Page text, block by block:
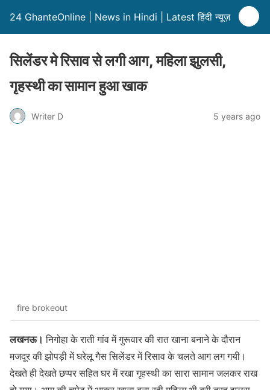
24 GhanteOnline | News in Hindi | Latest हिंदी न्यूज़
सिलेंडर मे रिसाव से लगी आग, महिला झुलसी,
गृहस्थी का सामान हुआ खाक
Writer D 5 years ago
fire brokeout
लखनऊ। निगोहा के राती गांव में गुरूवार की रात खाना बनाने के दौरान
मजदूर की झोपड़ी में घरेलू गैस सिलेंडर में रिसाव के चलते आग लग गयी।
देखते ही देखते छप्पर सहित घर में रखा गृहस्थी का सारा सामान जलकर राख